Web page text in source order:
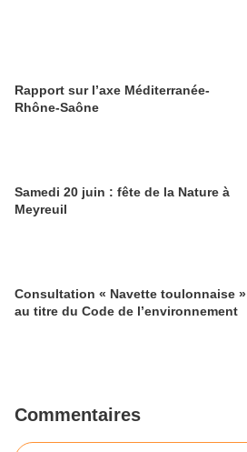
Rapport sur l’axe Méditerranée-
Rhône-Saône
Samedi 20 juin : fête de la Nature à
Meyreuil
Consultation « Navette toulonnaise »
au titre du Code de l’environnement
Commentaires